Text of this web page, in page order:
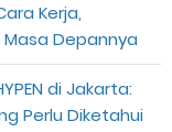
Kerja,
Depannya
di Jakarta:
Perlu Diketahui